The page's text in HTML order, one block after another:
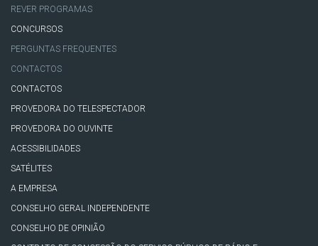
REVER PROGRAMAS
CONCURSOS
PERGUNTAS FREQUENTES
CONTACTOS
CONTACTOS
PROVEDORA DO TELESPECTADOR
PROVEDORA DO OUVINTE
ACESSIBILIDADES
SATÉLITES
A EMPRESA
CONSELHO GERAL INDEPENDENTE
CONSELHO DE OPINIÃO